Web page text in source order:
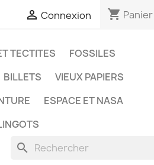
 Connexion shopping_cart Panier
TECTITES
FOSSILES
BILLETS
VIEUX PAPIERS
ESPACE ET NASA
search